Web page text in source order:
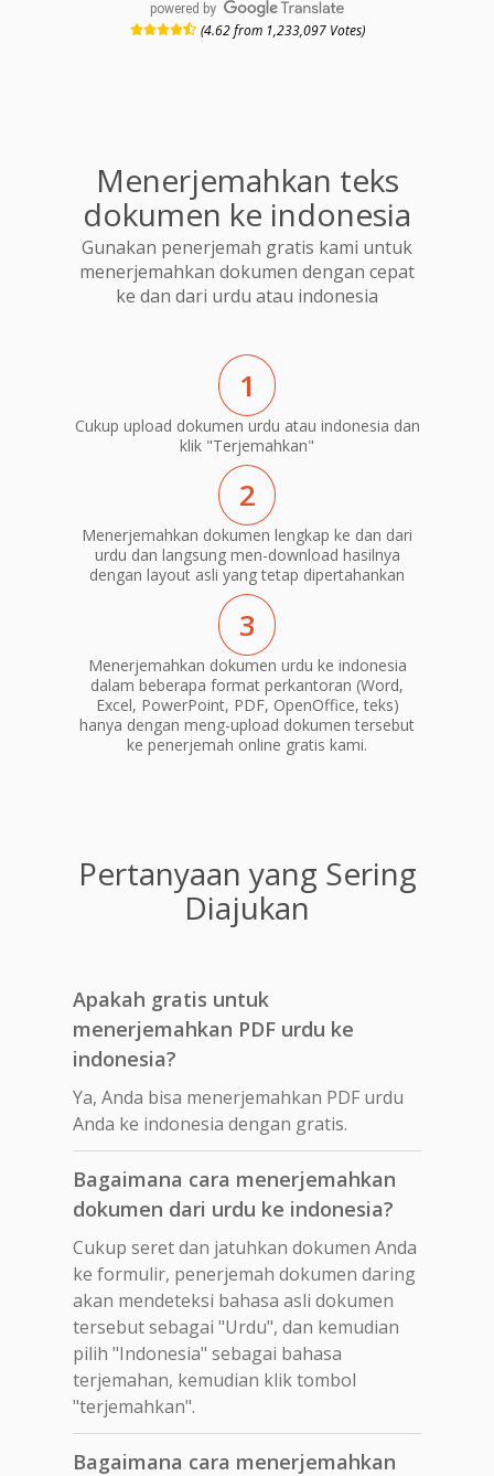
powered by
(4.62 from 1,233,097 Votes)
Menerjemahkan teks
dokumen ke indonesia
Gunakan penerjemah gratis kami untuk
menerjemahkan dokumen dengan cepat
ke dan dari urdu atau indonesia
1
Cukup upload dokumen urdu atau indonesia dan
klik "Terjemahkan"
2
Menerjemahkan dokumen lengkap ke dan dari
urdu dan langsung men-download hasilnya
dengan layout asli yang tetap dipertahankan
3
Menerjemahkan dokumen urdu ke indonesia
dalam beberapa format perkantoran (Word,
Excel, PowerPoint, PDF, OpenOffice, teks)
hanya dengan meng-upload dokumen tersebut
ke penerjemah online gratis kami.
Pertanyaan yang Sering
Diajukan
Apakah gratis untuk
menerjemahkan PDF urdu ke
indonesia?
Ya, Anda bisa menerjemahkan PDF urdu
Anda ke indonesia dengan gratis.
Bagaimana cara menerjemahkan
dokumen dari urdu ke indonesia?
Cukup seret dan jatuhkan dokumen Anda
ke formulir, penerjemah dokumen daring
akan mendeteksi bahasa asli dokumen
tersebut sebagai "Urdu", dan kemudian
pilih "Indonesia" sebagai bahasa
terjemahan, kemudian klik tombol
"terjemahkan".
Bagaimana cara menerjemahkan